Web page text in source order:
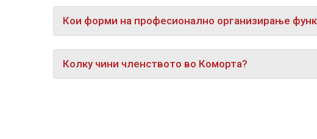
Кои форми на професионално организирање
Колку чини членството во Коморта?